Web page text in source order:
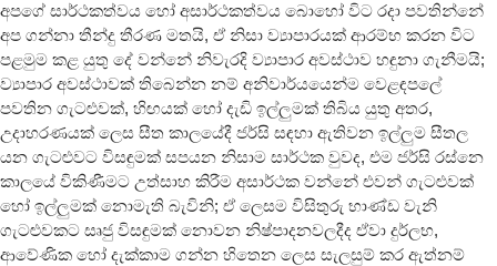
අපගේ සාර්ථකත්වය හෝ අසාර්ථකත්වය බොහෝ විට රදා පවතින්නේ
අප ගන්නා තීන්දු තීරණ මතයි, ඒ නිසා ව්‍යාපාරයක් ආරම්භ කරන විට
පළමුම කළ යුතු දේ වන්නේ නිවැරදි ව්‍යාපාර අවස්ථාව හඳුනා ගැනීමයි;
ව්‍යාපාර අවස්ථාවක් තිබෙන්න නම් අනිවාර්යයෙන්ම වෙළඳපලේ
පවතින ගැටළුවක්, හිඟයක් හෝ දැඩි ඉල්ලුමක් තිබිය යුතු අතර,
උදාහරණයක් ලෙස සීත කාලයේදී ජර්සි සඳහා ඇතිවන ඉල්ලුම සීතල
යන ගැටළුවට විසඳුමක් සපයන නිසාම සාර්ථක වුවද, එම ජර්සි රස්නෙ
කාලයේ විකිණීමට උත්සාහ කිරීම අසාර්ථක වන්නේ එවන් ගැටළුවක්
හෝ ඉල්ලුමක් නොමැති බැවිනි; ඒ ලෙසම විසිතුරු භාණ්ඩ වැනි
ගැටළුවකට සෘජු විසඳුමක් නොවන නිෂ්පාදනවලදීද ඒවා දුර්ලභ,
ආවේණික හෝ දැක්කාම ගන්න හිතෙන ලෙස සැලසුම් කර ඇත්නම්